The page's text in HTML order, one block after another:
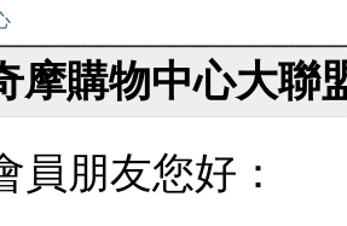
摩購物中心大聯
員朋友您好：